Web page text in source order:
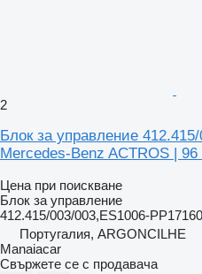
2
Блок за управление
Mercedes-Benz ACTROS | 96
Цена при поискване
Блок за управление
412.415/003/003,ES1006-
Португалия, ARGONCILHE
Manaiacar
Свържете се с продавача